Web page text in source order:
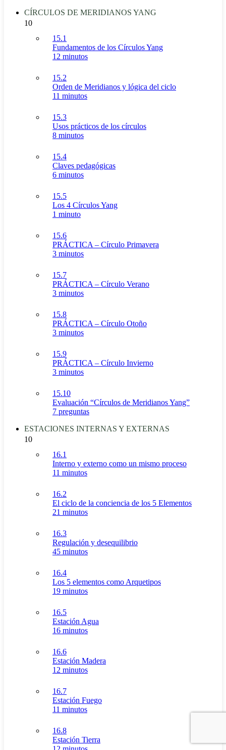
CÍRCULOS DE MERIDIANOS YANG
10
15.1
Fundamentos de los Círculos Yang
12 minutos
15.2
Orden de Meridianos y lógica del ciclo
11 minutos
15.3
Usos prácticos de los círculos
8 minutos
15.4
Claves pedagógicas
6 minutos
15.5
Los 4 Círculos Yang
1 minuto
15.6
PRÁCTICA – Círculo Primavera
3 minutos
15.7
PRÁCTICA – Círculo Verano
3 minutos
15.8
PRÁCTICA – Círculo Otoño
3 minutos
15.9
PRÁCTICA – Círculo Invierno
3 minutos
15.10
Evaluación “Círculos de Meridianos Yang”
7 preguntas
ESTACIONES INTERNAS Y EXTERNAS
10
16.1
Interno y externo como un mismo proceso
11 minutos
16.2
El ciclo de la conciencia de los 5 Elementos
21 minutos
16.3
Regulación y desequilibrio
45 minutos
16.4
Los 5 elementos como Arquetipos
19 minutos
16.5
Estación Agua
16 minutos
16.6
Estación Madera
12 minutos
16.7
Estación Fuego
11 minutos
16.8
Estación Tierra